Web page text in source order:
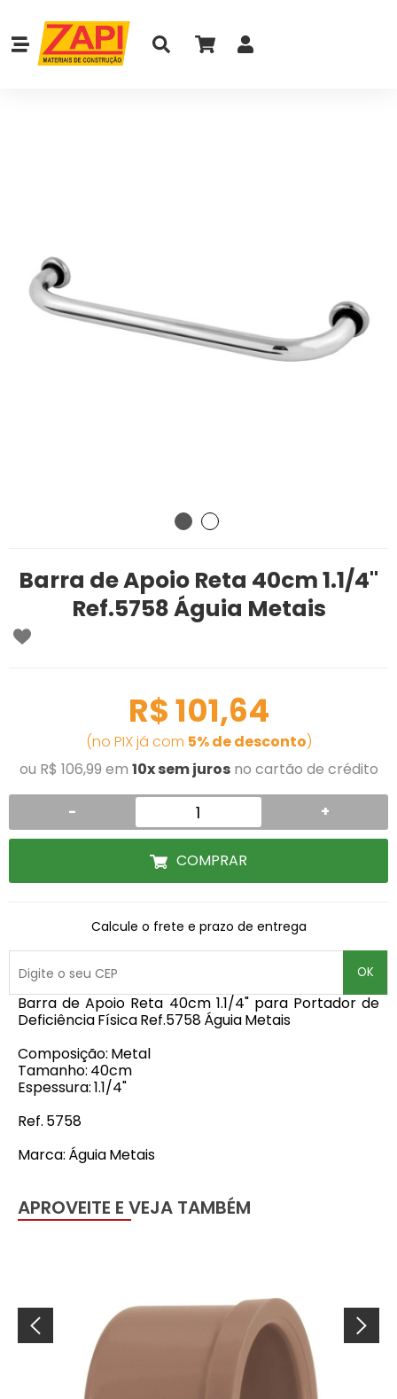
Barra de Apoio Reta 40cm 1.1/4''
Ref.5758 Águia Metais
R$ 101,64
(no PIX já com 5% de desconto)
ou R$ 106,99 em 10x sem jurosno cartão de crédito
- +
COMPRAR
Calcule o frete e prazo de entrega
OK
Barra de Apoio Reta 40cm 1.1/4" para Portador de
Deficiência Física Ref.5758 Águia Metais
Composição: Metal
Tamanho: 40cm
Espessura: 1.1/4"
Ref. 5758
Marca: Águia Metais
APROVEITE E VEJA TAMBÉM